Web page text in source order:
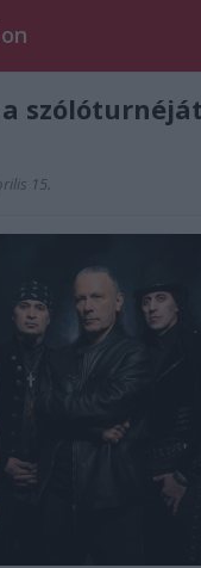
15.